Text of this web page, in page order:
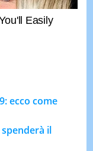
ecco come
il